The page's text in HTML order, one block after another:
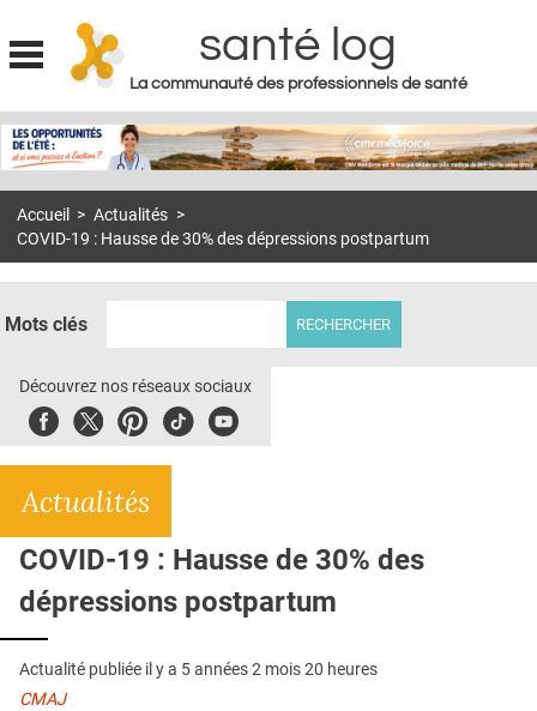
Jump to navigation
santé log
La communauté des professionnels de santé
MON COMPTE
S'ABONNER À LA REVUE SOIN À DOMICILE
DOSSIERS
E-REVUE SAD
L'APP
QUI SOMMES-NOUS ?
PUBLICITÉ
CONDITIONS GÉNÉRALES
CONTACT
Accueil > Actualités >
COVID-19 : Hausse de 30% des dépressions postpartum
Mots clés
Découvrez nos réseaux sociaux
FacebookTwitterPinterest
TiktokYoubute
Actualités
COVID-19 : Hausse de 30% des
dépressions postpartum
Actualité publiée il y a 5 années 2 mois 20 heures
CMAJ